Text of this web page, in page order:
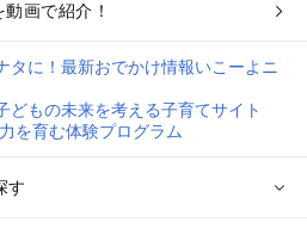
画で紹介！
す